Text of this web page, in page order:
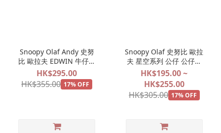
Snoopy Olaf Andy 史努
比 歐拉夫 EDWIN 牛仔褲
系列 公仔掛飾 娃娃玩偶吊
飾 【2027年1月預訂商
品】
HK$295.00
HK$355.00 17% OFF
Snoopy Olaf 史努比 歐拉
夫 星空系列 公仔 公仔掛
飾 娃娃玩偶吊飾 【2027
年2月預訂商品】
HK$195.00 ~
HK$255.00
HK$305.00 17% OFF